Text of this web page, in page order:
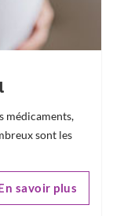
médicaments,
sont les
savoir plus